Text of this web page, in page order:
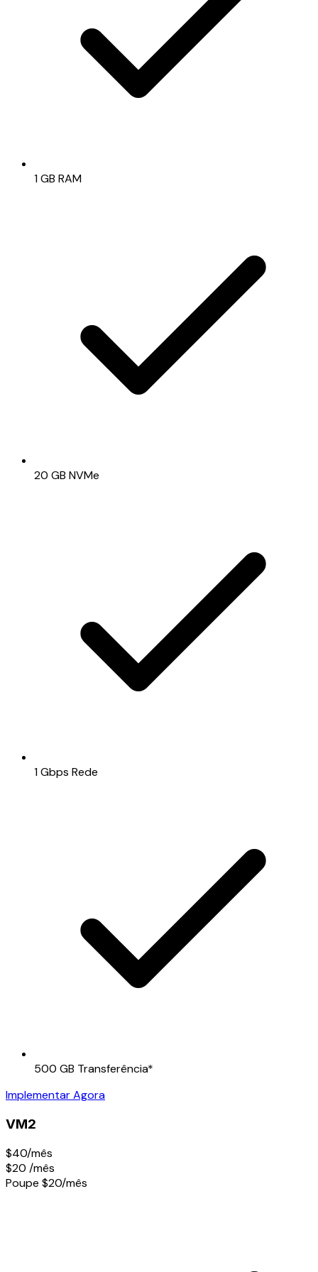
1 GB RAM
20 GB NVMe
1 Gbps Rede
500 GB Transferência*
Implementar Agora
VM2
$40/mês
$20 /mês
Poupe $20/mês